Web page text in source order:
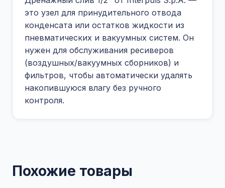
это узел для принудительного отвода
конденсата или остатков жидкости из
пневматических и вакуумных систем. Он
нужен для обслуживания ресиверов
(воздушных/вакуумных сборников) и
фильтров, чтобы автоматически удалять
накопившуюся влагу без ручного
контроля.
Похожие товары